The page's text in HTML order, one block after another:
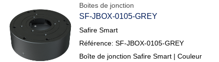
Boites de jonction
SF-JBOX-0105-GREY
Safire Smart
Référence: SF-JBOX-0105-GREY
Boîte de jonction Safire Smart | Couleur